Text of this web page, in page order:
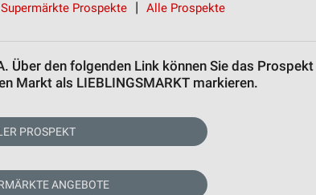
Supermärkte Prospekte Alle Prospekte
Über den folgenden Link können Sie das Prospekt
Markt als LIEBLINGSMARKT markieren.
PROSPEKT
ANGEBOTE